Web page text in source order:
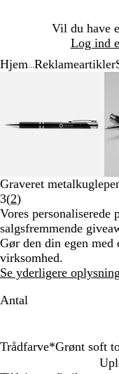
Vil du have
Log ind
1
Hjem Reklameartikler
udvide
og
zoome
piletasterne
til
at
panorere
3
Graveret
3(2Læs
2
anmeldelser
)
Vores
salgsfremmende
Gør den din egen
virksomhed.
Se yderligere
Antal
Trådfarve*Grønt soft